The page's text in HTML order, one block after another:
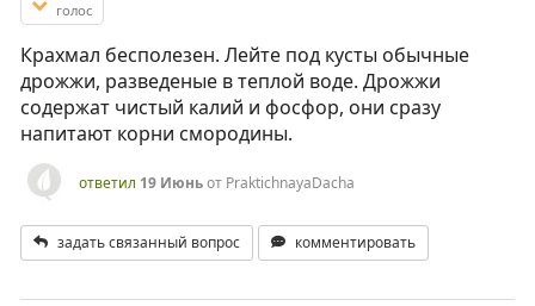
голос
Крахмал бесполезен. Лейте под кусты обычные
дрожжи, разведеные в теплой воде. Дрожжи
содержат чистый калий и фосфор, они сразу
напитают корни смородины.
ответил 19 Июньот PraktichnayaDacha
задать связанный вопрос комментировать